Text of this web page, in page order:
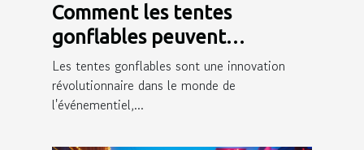
Comment les tentes
gonflables peuvent
dynamiser votre présence
événementielle
Les tentes gonflables sont une innovation
révolutionnaire dans le monde de
l'événementiel,...